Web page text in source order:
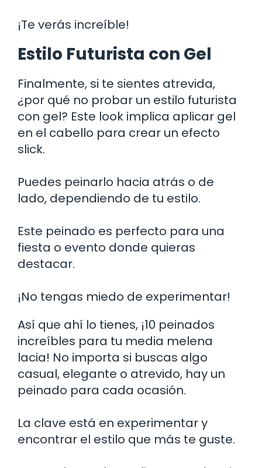
¡Te verás increíble!
Estilo Futurista con Gel
Finalmente, si te sientes atrevida,
¿por qué no probar un estilo futurista
con gel? Este look implica aplicar gel
en el cabello para crear un efecto
slick.
Puedes peinarlo hacia atrás o de
lado, dependiendo de tu estilo.
Este peinado es perfecto para una
fiesta o evento donde quieras
destacar.
¡No tengas miedo de experimentar!
Así que ahí lo tienes, ¡10 peinados
increíbles para tu media melena
lacia! No importa si buscas algo
casual, elegante o atrevido, hay un
peinado para cada ocasión.
La clave está en experimentar y
encontrar el estilo que más te guste.